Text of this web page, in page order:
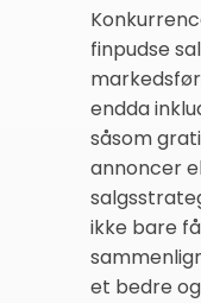
finpudse
endda
såsom
annoncer
ikke bare
et bedre